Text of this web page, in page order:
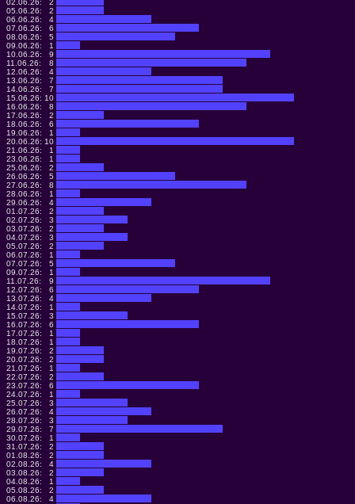
02.06.26:
2
05.06.26:
2
06.06.26:
4
07.06.26:
6
08.06.26:
5
09.06.26:
1
10.06.26:
9
11.06.26:
8
12.06.26:
4
13.06.26:
7
14.06.26:
7
15.06.26: 10
16.06.26:
8
17.06.26:
2
18.06.26:
6
19.06.26:
1
20.06.26: 10
21.06.26:
1
23.06.26:
1
25.06.26:
2
26.06.26:
5
27.06.26:
8
28.06.26:
1
29.06.26:
4
01.07.26:
2
02.07.26:
3
03.07.26:
2
04.07.26:
3
05.07.26:
2
06.07.26:
1
07.07.26:
5
09.07.26:
1
11.07.26:
9
12.07.26:
6
13.07.26:
4
14.07.26:
1
15.07.26:
3
16.07.26:
6
17.07.26:
1
18.07.26:
1
19.07.26:
2
20.07.26:
2
21.07.26:
1
22.07.26:
2
23.07.26:
6
24.07.26:
1
25.07.26:
3
26.07.26:
4
28.07.26:
3
29.07.26:
7
30.07.26:
1
31.07.26:
2
01.08.26:
2
02.08.26:
4
03.08.26:
2
04.08.26:
1
05.08.26:
2
06.08.26:
4